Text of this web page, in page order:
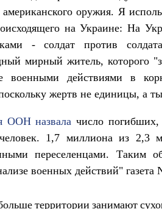
оружия. Я
на Украине: На
- солдат против
мирный житель, которого
военными действиями в
жертв не единицы, а
ООН назвала число
1,7 миллиона из 2,3
переселенцами. Таким
военных действий" газета
территории занимают